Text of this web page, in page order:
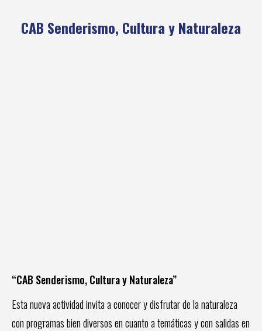
CAB Senderismo, Cultura y Naturaleza
“CAB Senderismo, Cultura y Naturaleza”
Esta nueva actividad invita a conocer y disfrutar de la naturaleza
con programas bien diversos en cuanto a temáticas y con salidas en